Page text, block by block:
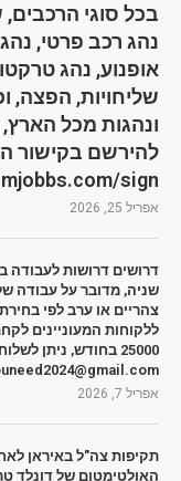
בכל סוגי
נהג רכב פרטי,
אופנוע, נהג
שליחויות, הפצה,
ונהגות מכל
להירשם בקישור
sign/
אפריל 25, 2026
שניה, מדובר על עבודה
צהריים או ערב לפי
25000 בחודש, ניתן
אפריל 7, 2026
תקיפות צה"ל באיראן
האולטימטום של דונלד